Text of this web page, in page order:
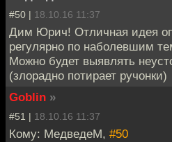
#50 | 18.10.16 11:37
Дим Юрич! Отличная идея
регулярно по наболевшим
Можно будет выявлять
(злорадно потирает ручонки)
Goblin »
#51 | 18.10.16 11:37
Кому: МедведеМ, #50